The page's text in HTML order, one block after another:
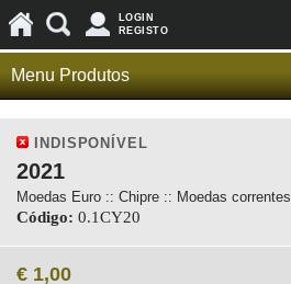
LOGIN
REGISTO
Menu Produtos
INDISPONÍVEL
2021
Moedas Euro :: Chipre :: Moedas correntes
Código: 0.1CY20
€ 1,00